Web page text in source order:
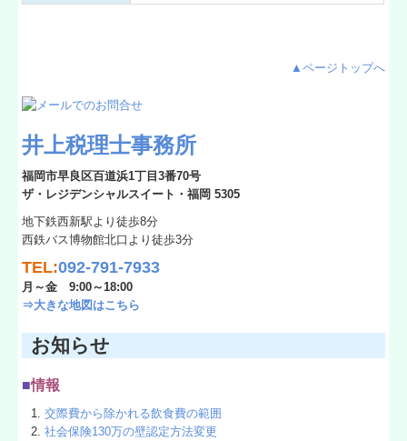
井上税理士事務所
福岡市早良区百道浜1丁目3番70号
ザ・レジデンシャルスイート・福岡 5305
地下鉄西新駅より徒歩8分
西鉄バス博物館北口より徒歩3分
TEL:092-791-7933
月～金 9:00～18:00
⇒大きな地図はこちら
▲ページトップへ
お知らせ
■情報
交際費から除かれる飲食費の範囲
社会保険130万の壁認定方法変更